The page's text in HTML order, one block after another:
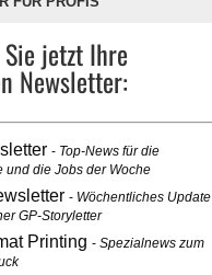
jetzt Ihre
Newsletter:
Top-News für die
und die Jobs der Woche
Wöchentliches Update
GP-Storyletter
Printing Spezialnews zum